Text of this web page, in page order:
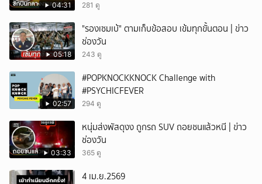
04:31 281 ดู
05:18
"รองเซมเบ้" ตามเก็บข้อสอบ เข้มทุกขั้นตอน | ข่าว
ช่องวัน
243 ดู
02:57
#POPKNOCKKNOCK Challenge with
#PSYCHICFEVER
294 ดู
03:33
หนุ่มส่งพัสดุงง ถูกรถ SUV ถอยชนแล้วหนี | ข่าว
ช่องวัน
365 ดู
4 เม.ย.2569